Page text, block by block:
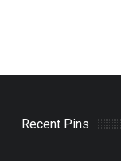
Recent Pins